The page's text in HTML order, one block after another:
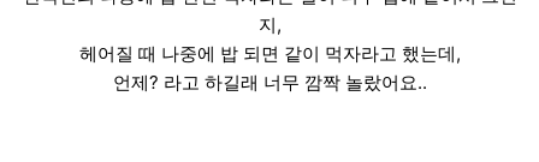
지,
헤어질 때 나중에 밥 되면 같이 먹자라고 했는데,
언제? 라고 하길래 너무 깜짝 놀랐어요..